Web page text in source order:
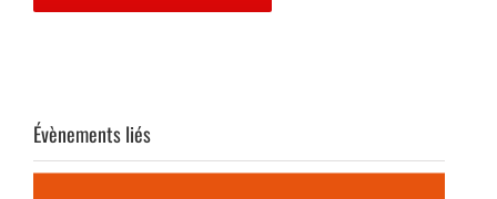
Évènements liés